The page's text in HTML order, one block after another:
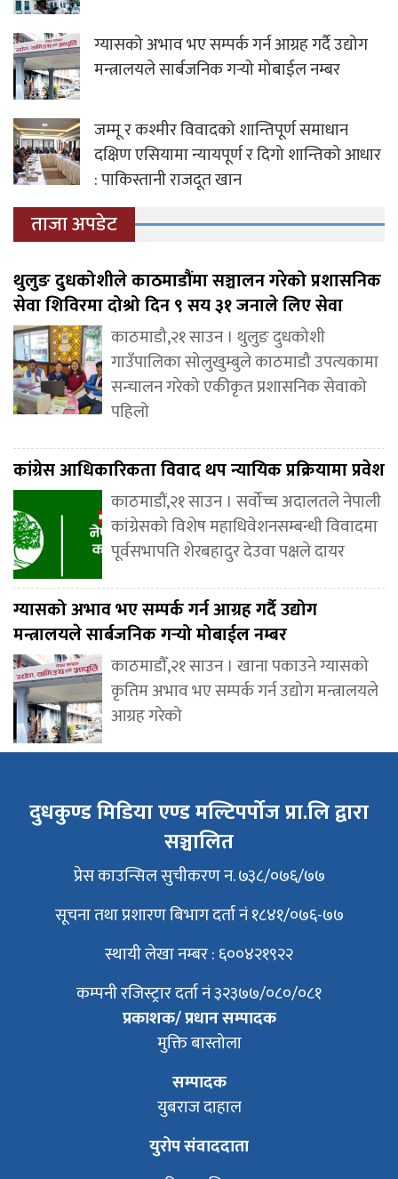
ग्यासको अभाव भए सम्पर्क गर्न आग्रह गर्दै उद्योग
मन्त्रालयले सार्बजनिक गर्‍यो मोबाईल नम्बर
जम्मू र कश्मीर विवादको शान्तिपूर्ण समाधान
दक्षिण एसियामा न्यायपूर्ण र दिगो शान्तिको आधार
: पाकिस्तानी राजदूत खान
ताजा अपडेट
थुलुङ दुधकोशीले काठमाडौंमा सञ्चालन गरेको प्रशासनिक
सेवा शिविरमा दोश्रो दिन ९ सय ३१ जनाले लिए सेवा
काठमाडौ,२१ साउन । थुलुङ दुधकोशी
गाउँपालिका सोलुखुम्बुले काठमाडौ उपत्यकामा
सन्चालन गरेको एकीकृत प्रशासनिक सेवाको
पहिलो
कांग्रेस आधिकारिकता विवाद थप न्यायिक प्रक्रियामा प्रवेश
काठमाडौं,२१ साउन । सर्वोच्च अदालतले नेपाली
कांग्रेसको विशेष महाधिवेशनसम्बन्धी विवादमा
पूर्वसभापति शेरबहादुर देउवा पक्षले दायर
ग्यासको अभाव भए सम्पर्क गर्न आग्रह गर्दै उद्योग
मन्त्रालयले सार्बजनिक गर्‍यो मोबाईल नम्बर
काठमाडौँ,२१ साउन । खाना पकाउने ग्यासको
कृतिम अभाव भए सम्पर्क गर्न उद्योग मन्त्रालयले
आग्रह गरेको
दुधकुण्ड मिडिया एण्ड मल्टिपर्पोज प्रा.लि द्वारा
सञ्चालित
प्रेस काउन्सिल सुचीकरण न. ७३८/०७६/७७
सूचना तथा प्रशारण बिभाग दर्ता नं १८४१/०७६-७७
स्थायी लेखा नम्बर : ६००४२१९२२
कम्पनी रजिस्ट्रार दर्ता नं ३२३७७/०८०/०८१
प्रकाशक/ प्रधान सम्पादक
मुक्ति बास्तोला
सम्पादक
युबराज दाहाल
युरोप संवाददाता